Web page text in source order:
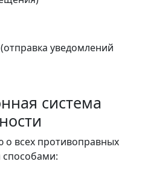
(отправка уведомлений
система
всех противоправных